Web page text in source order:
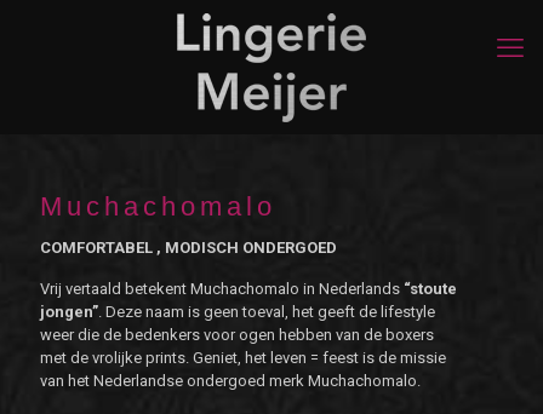
Muchachomalo
COMFORTABEL , MODISCH ONDERGOED
Vrij vertaald betekent Muchachomalo in Nederlands “stoute
jongen”. Deze naam is geen toeval, het geeft de lifestyle
weer die de bedenkers voor ogen hebben van de boxers
met de vrolijke prints. Geniet, het leven = feest is de missie
van het Nederlandse ondergoed merk Muchachomalo.